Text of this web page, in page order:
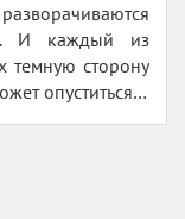
И каждый из
темную сторону
опуститься…